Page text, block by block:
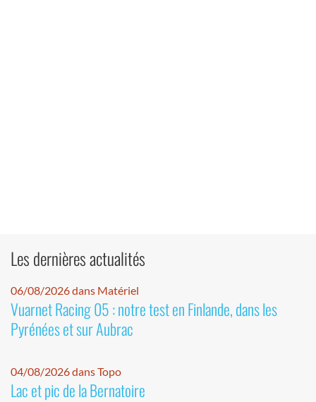
Les dernières actualités
06/08/2026 dans Matériel
Vuarnet Racing 05 : notre test en Finlande, dans les
Pyrénées et sur Aubrac
04/08/2026 dans Topo
Lac et pic de la Bernatoire